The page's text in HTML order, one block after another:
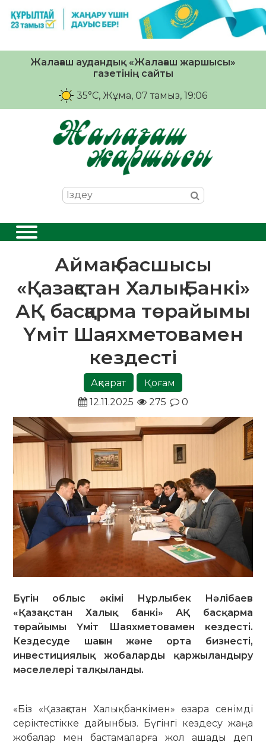
Жалағаш аудандық «Жалағаш жаршысы»
газетінің сайты
35°C, Жұма, 07 тамыз, 19:06
Аймақ басшысы
«Қазақстан Халық Банкі»
АҚ басқарма төрайымы
Үміт Шаяхметовамен
кездесті
Ақпарат
Қоғам
12.11.2025
275 0
Бүгін облыс әкімі Нұрлыбек Нәлібаев
«Қазақстан Халық банкі» АҚ басқарма
төрайымы Үміт Шаяхметовамен кездесті.
Кездесуде шағын және орта бизнесті,
инвестициялық жобаларды қаржыландыру
мәселелері талқыланды.
«Біз «Қазақстан Халық банкімен» өзара сенімді
серіктестікке дайынбыз. Бүгінгі кездесу жаңа
жобалар мен бастамаларға жол ашады деп